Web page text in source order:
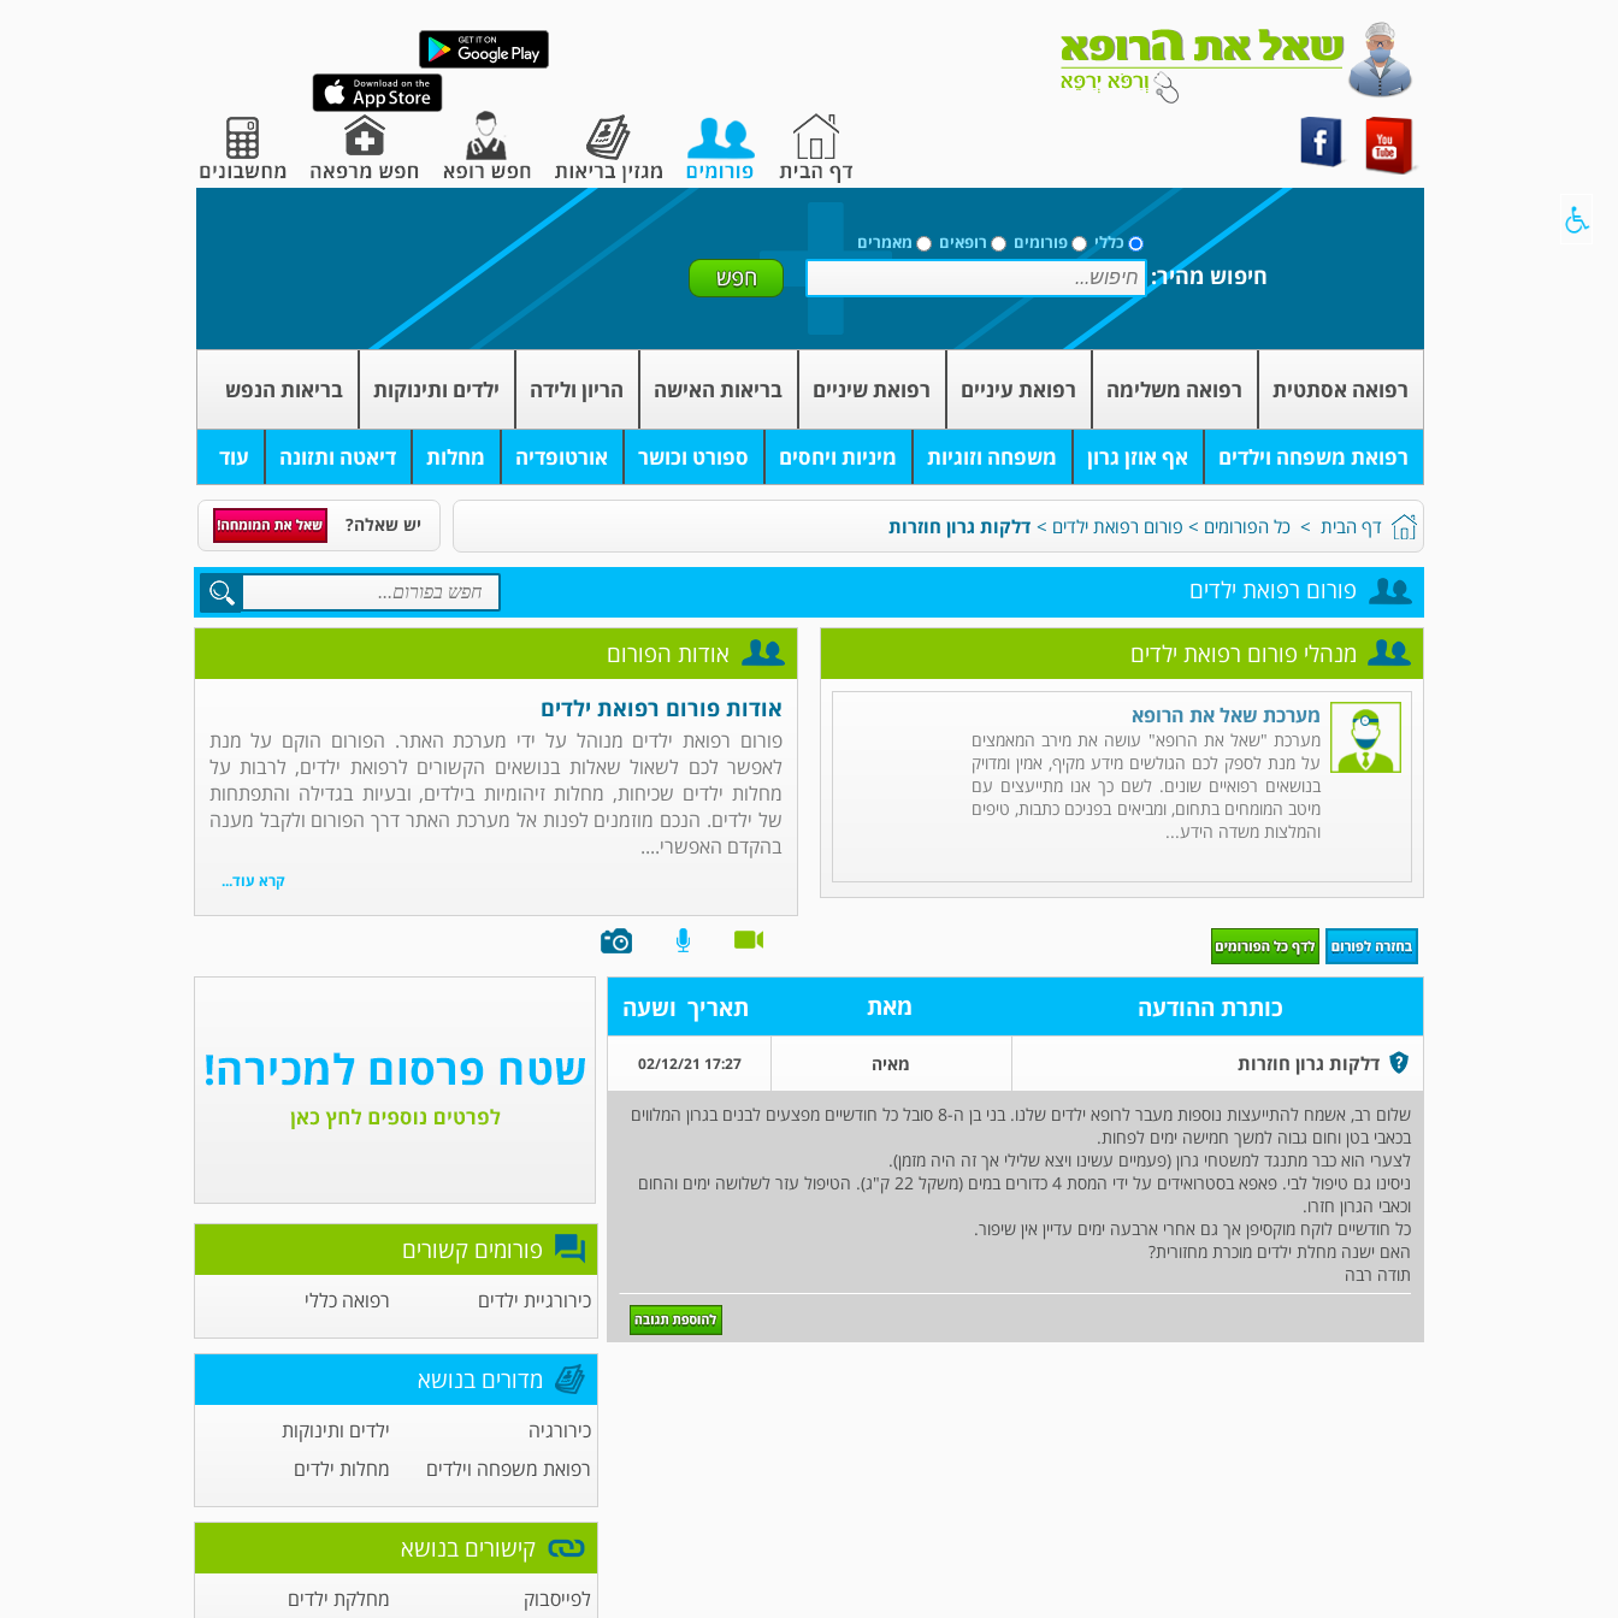
כללי פורומים רופאים מאמרים
חיפוש מהיר:
רפואה אסתטית רפואה משלימה רפואת עיניים רפואת שיניים בריאות האישה הריון ולידה ילדים ותינוקות בריאות הנפש
רפואת משפחה וילדים אף אוזן גרון משפחה וזוגיות מיניות ויחסים ספורט וכושר אורטופדיה מחלות דיאטה ותזונה עוד
דף הבית > כל הפורומים > פורום רפואת ילדים > דלקות גרון חוזרות יש שאלה?
פורום רפואת ילדים
אודות הפורום
אודות פורום רפואת ילדים
פורום רפואת ילדים מנוהל על ידי מערכת האתר. הפורום הוקם על מנת
לאפשר לכם לשאול שאלות בנושאים הקשורים לרפואת ילדים, לרבות על
מחלות ילדים שכיחות, מחלות זיהומיות בילדים, ובעיות בגדילה והתפתחות
של ילדים. הנכם מוזמנים לפנות אל מערכת האתר דרך הפורום ולקבל מענה
בהקדם האפשרי....
קרא עוד...
מנהלי פורום רפואת ילדים
מערכת שאל את הרופא
מערכת "שאל את הרופא" עושה את מירב המאמצים
על מנת לספק לכם הגולשים מידע מקיף, אמין ומדויק
בנושאים רפואיים שונים. לשם כך אנו מתייעצים עם
מיטב המומחים בתחום, ומביאים בפניכם כתבות, טיפים
והמלצות משדה הידע...
כותרת ההודעה מאת תאריך ושעה
דלקות גרון חוזרות מאיה 17:27 02/12/21
שלום רב, אשמח להתייעצות נוספות מעבר לרופא ילדים שלנו. בני בן ה-8 סובל כל חודשיים מפצעים לבנים בגרון המלווים
בכאבי בטן וחום גבוה למשך חמישה ימים לפחות.
לצערי הוא כבר מתנגד למשטחי גרון (פעמיים עשינו ויצא שלילי אך זה היה מזמן).
ניסינו גם טיפול לבי. פאפא בסטרואידים על ידי המסת 4 כדורים במים (משקל 22 ק"ג). הטיפול עזר לשלושה ימים והחום
וכאבי הגרון חזרו.
כל חודשיים לוקח מוקסיפן אך גם אחרי ארבעה ימים עדיין אין שיפור.
האם ישנה מחלת ילדים מוכרת מחזורית?
תודה רבה
פורומים קשורים
כירורגיית ילדים רפואה כללי
מדורים בנושא
כירורגיה
ילדים ותינוקות
רפואת משפחה וילדים
מחלות ילדים
קישורים בנושא
לפייסבוק מחלקת ילדים